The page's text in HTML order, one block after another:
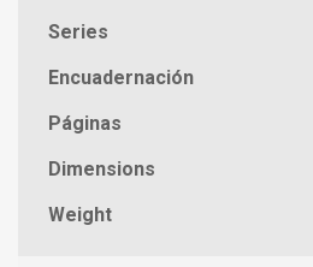
Series
Encuadernación
Páginas
Dimensions
Weight